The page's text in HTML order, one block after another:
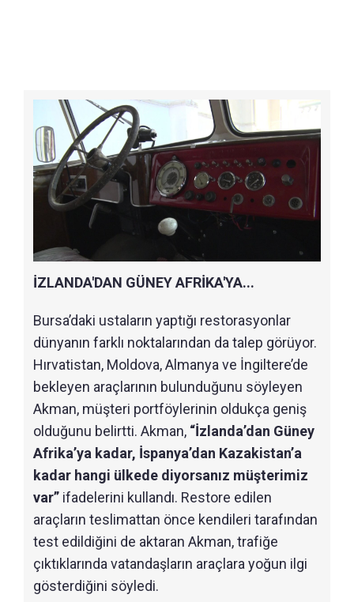
İZLANDA'DAN GÜNEY AFRİKA'YA...
Bursa’daki ustaların yaptığı restorasyonlar
dünyanın farklı noktalarından da talep görüyor.
Hırvatistan, Moldova, Almanya ve İngiltere’de
bekleyen araçlarının bulunduğunu söyleyen
Akman, müşteri portföylerinin oldukça geniş
olduğunu belirtti. Akman, “İzlanda’dan Güney
Afrika’ya kadar, İspanya’dan Kazakistan’a
kadar hangi ülkede diyorsanız müşterimiz
var” ifadelerini kullandı. Restore edilen
araçların teslimattan önce kendileri tarafından
test edildiğini de aktaran Akman, trafiğe
çıktıklarında vatandaşların araçlara yoğun ilgi
gösterdiğini söyledi.